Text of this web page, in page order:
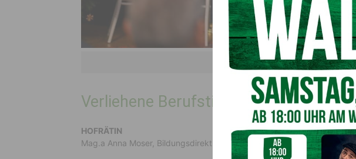
Berufstitelverleihung: LHStv.in Gaby Schaunig
Verliehene Berufstitel
HOFRÄTIN
Mag.a Anna Moser, Bildungsdirektion Kärnten